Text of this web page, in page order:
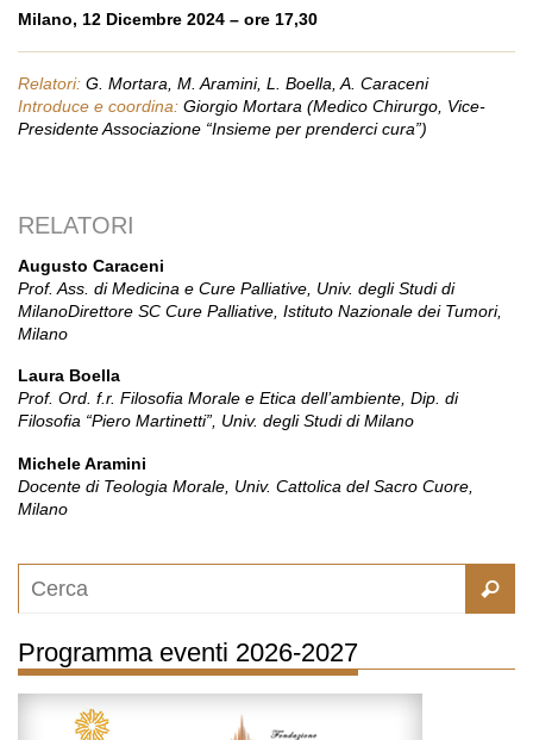
Milano, 12 Dicembre 2024 – ore 17,30
Relatori: G. Mortara, M. Aramini, L. Boella, A. Caraceni
Introduce e coordina: Giorgio Mortara (Medico Chirurgo, Vice-
Presidente Associazione “Insieme per prenderci cura”)
RELATORI
Augusto Caraceni
Prof. Ass. di Medicina e Cure Palliative, Univ. degli Studi di
MilanoDirettore SC Cure Palliative, Istituto Nazionale dei Tumori,
Milano
Laura Boella
Prof. Ord. f.r. Filosofia Morale e Etica dell’ambiente, Dip. di
Filosofia “Piero Martinetti”, Univ. degli Studi di Milano
Michele Aramini
Docente di Teologia Morale, Univ. Cattolica del Sacro Cuore,
Milano
Programma eventi 2026-2027